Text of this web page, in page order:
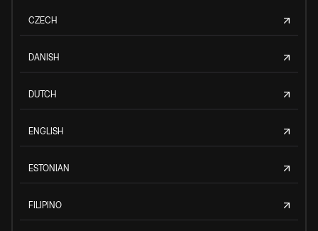
CZECH
DANISH
DUTCH
ENGLISH
ESTONIAN
FILIPINO